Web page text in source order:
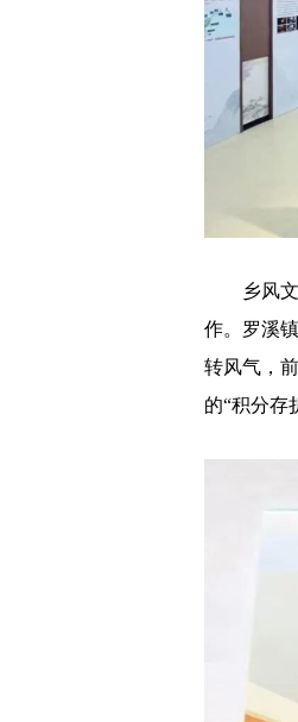
乡风文明
作。罗溪
转风气，
的“积分存